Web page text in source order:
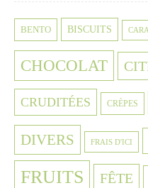
BENTO BISCUITS
CHOCOLAT
CRUDITÉES CRÈPES
DIVERS FRAIS D'ICI
FRUITS FÊTE